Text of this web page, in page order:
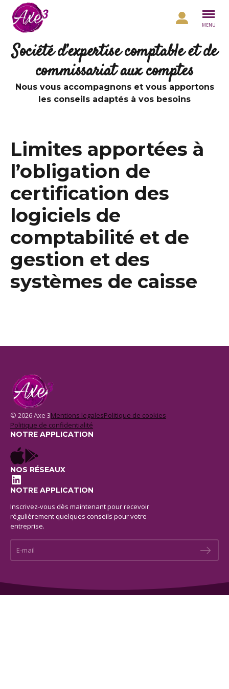
Aller au contenu
MENU
Société d’expertise comptable et de
commissariat aux comptes
Nous vous accompagnons et vous apportons
les conseils adaptés à vos besoins
Limites apportées à
l’obligation de
certification des
logiciels de
comptabilité et de
gestion et des
systèmes de caisse
© 2026 Axe 3Mentions legalesPolitique de cookies
Politique de confidentialité
NOTRE APPLICATION
NOS RÉSEAUX
LinkedIn
NOTRE APPLICATION
Inscrivez-vous dès maintenant pour recevoir
régulièrement quelques conseils pour votre
entreprise.